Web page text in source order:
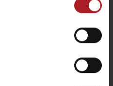
Lúčkach i Uzdrowisku